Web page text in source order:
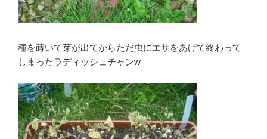
種を蒔いて芽が出てからただ虫にエサをあげて終わって
しまったラディッシュチャンw